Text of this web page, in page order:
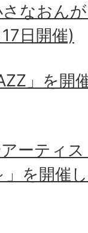
さなおん
日開催)
」を開
アーティ
を開催